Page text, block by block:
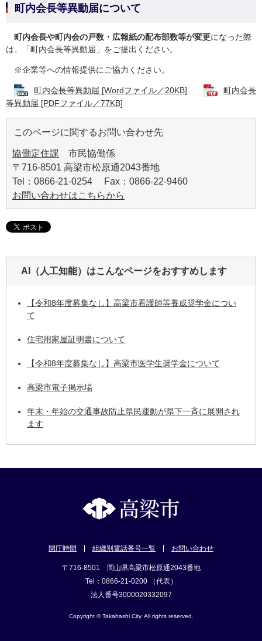
町内会長等異動届について
町内会長や町内会の戸数・広報紙の配布部数等が変更になった際
は、「町内会長等異動届」をご提出ください。
※企業等への情報提供にご協力ください。
町内会長等異動届 [Wordファイル／20KB]
町内会長
等異動届 [PDFファイル／77KB]
このページに関するお問い合わせ先
協働定住課 市民協働係
〒716-8501 高梁市松原通2043番地
Tel：0866-21-0254 Fax：0866-22-9460
お問い合わせはこちらから
AI（人工知能）はこんなページをおすすめします
【令和8年度募集なし】高梁市看護師等養成奨学金につい
て
住宅用家屋証明書について
【令和8年度募集なし】高梁市医学生奨学金について
高梁市電子掲示場
年末・年始の交通事故防止県民運動が県下一斉に展開され
ます
開庁時間 組織別電話番号一覧 お問い合わせ
〒716-8501 岡山県高梁市松原通2043番地
Tel：0866-21-0200 （代表）
法人番号3000020332097
Copyright © Takahashi City. All rights reserved.